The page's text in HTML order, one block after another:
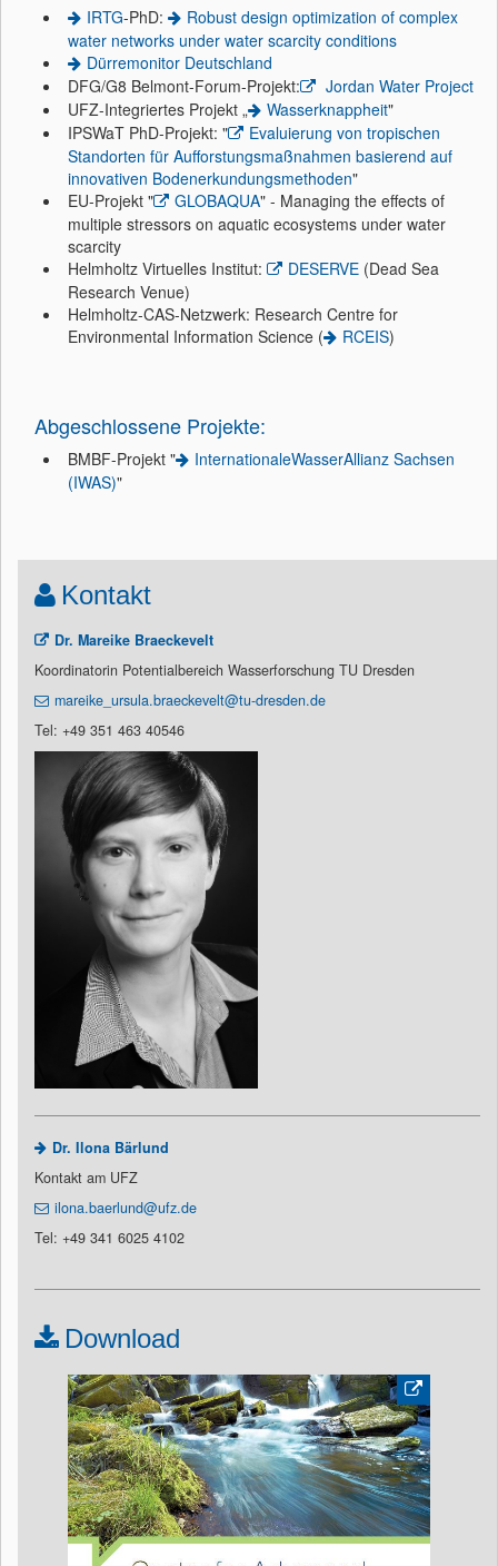
IRTG-PhD:
Robust design optimization of complex
water networks under water scarcity conditions
Dürremonitor Deutschland
DFG/G8 Belmont-Forum-Projekt:
Jordan Water Project
UFZ-Integriertes Projekt „
Wasserknappheit"
IPSWaT PhD-Projekt: "
Evaluierung von tropischen
Standorten für Aufforstungsmaßnahmen basierend auf
innovativen Bodenerkundungsmethoden"
EU-Projekt "
GLOBAQUA" - Managing the effects of
multiple stressors on aquatic ecosystems under water
scarcity
Helmholtz Virtuelles Institut:
DESERVE (Dead Sea
Research Venue)
Helmholtz-CAS-Netzwerk: Research Centre for
Environmental Information Science (
RCEIS)
Abgeschlossene Projekte:
BMBF-Projekt "
InternationaleWasserAllianz Sachsen
(IWAS)"
Kontakt
Dr. Mareike Braeckevelt
Koordinatorin Potentialbereich Wasserforschung TU Dresden
mareike_ursula.braeckevelt@tu-dresden.de
Tel: +49 351 463 40546
Dr. Ilona Bärlund
Kontakt am UFZ
ilona.baerlund@ufz.de
Tel: +49 341 6025 4102
Download